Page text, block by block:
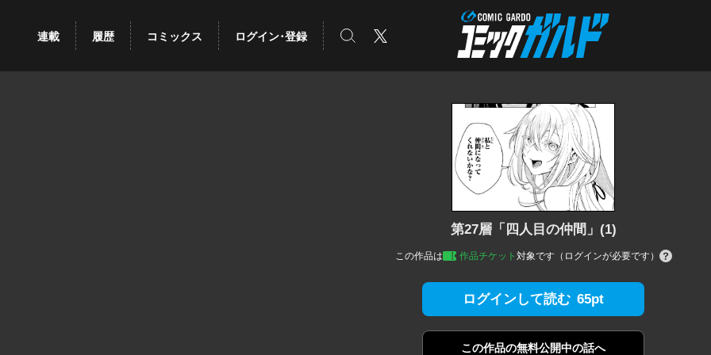
コミックガルド
連載 履歴 コミックス ログイン･登録 検索 X
第27層「四人目の仲間」(1)
この作品は 作品チケット 対象です（ログインが必要です）
ログインして読む 65pt
この作品の無料公開中の話へ